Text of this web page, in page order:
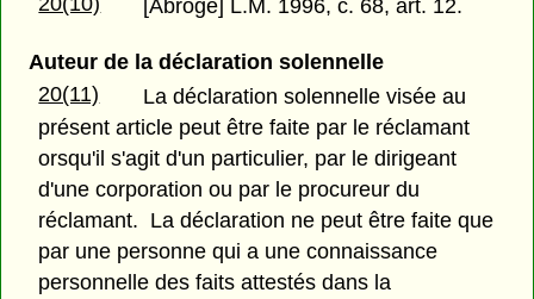
[Abrogé] L.M. 1996, c. 68, art. 12.
Auteur de la déclaration solennelle
20(11)
La déclaration solennelle visée au
présent article peut être faite par le réclamant
orsqu'il s'agit d'un particulier, par le dirigeant
d'une corporation ou par le procureur du
réclamant. La déclaration ne peut être faite que
par une personne qui a une connaissance
personnelle des faits attestés dans la